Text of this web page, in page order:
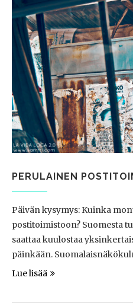
PERULAINEN
Päivän kysymys: Kuinka
postitoimistoon? Suomesta
saattaa kuulostaa
päinkään.
Lue lisää